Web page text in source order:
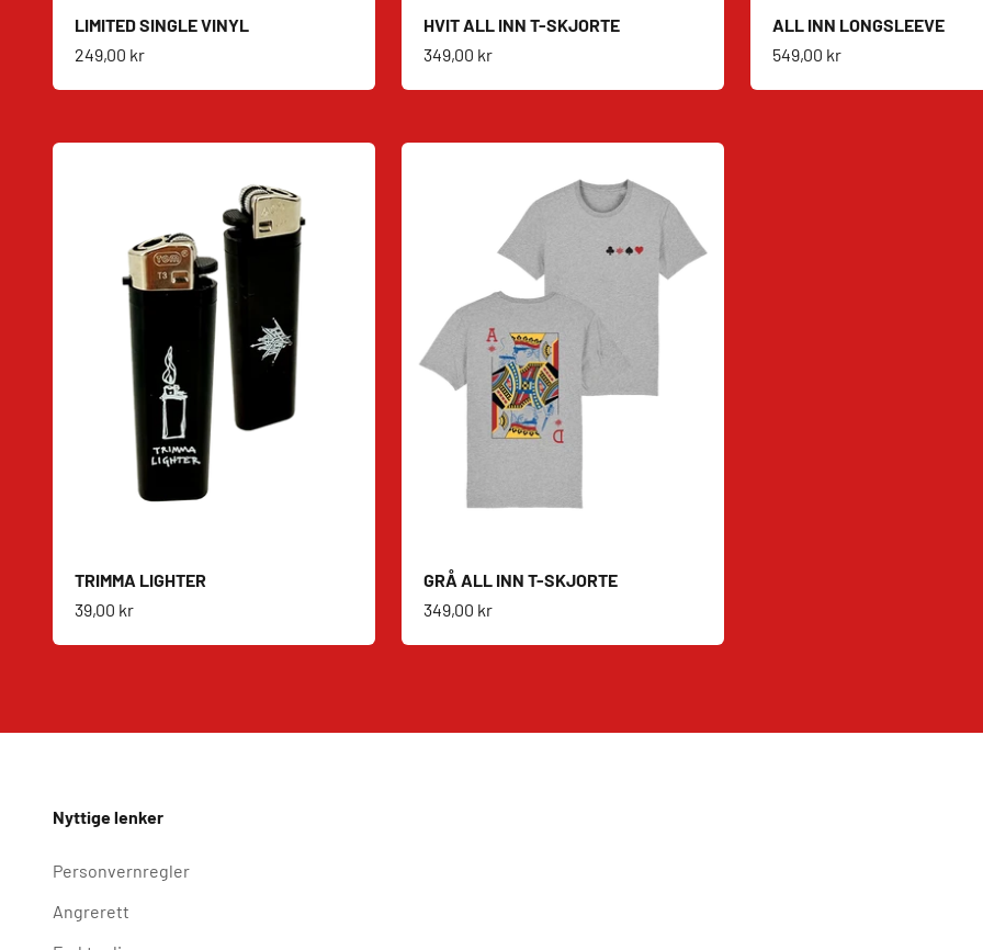
LIMITED SINGLE VINYL
Salgspris
249,00 kr
HVIT ALL INN T-SKJORTE
Salgspris
349,00 kr
ALL INN LONGSLEEVE
Salgspris
549,00 kr
TRIMMA LIGHTER
Salgspris
39,00 kr
GRÅ ALL INN T-SKJORTE
Salgspris
349,00 kr
Nyttige lenker
Personvernregler
Angrerett